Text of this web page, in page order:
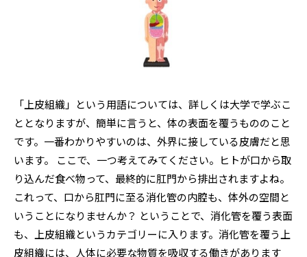
「上皮組織」という用語については、詳しくは大学で学ぶこ
ととなりますが、簡単に言うと、体の表面を覆うもののこと
です。一番わかりやすいのは、外界に接している皮膚だと思
います。 ここで、一つ考えてみてください。ヒトが口から取
り込んだ食べ物って、最終的に肛門から排出されますよね。
これって、口から肛門に至る消化管の内腔も、体外の空間と
いうことになりませんか？ ということで、消化管を覆う表面
も、上皮組織というカテゴリーに入ります。消化管を覆う上
皮組織には、人体に必要な物質を吸収する働きがあります